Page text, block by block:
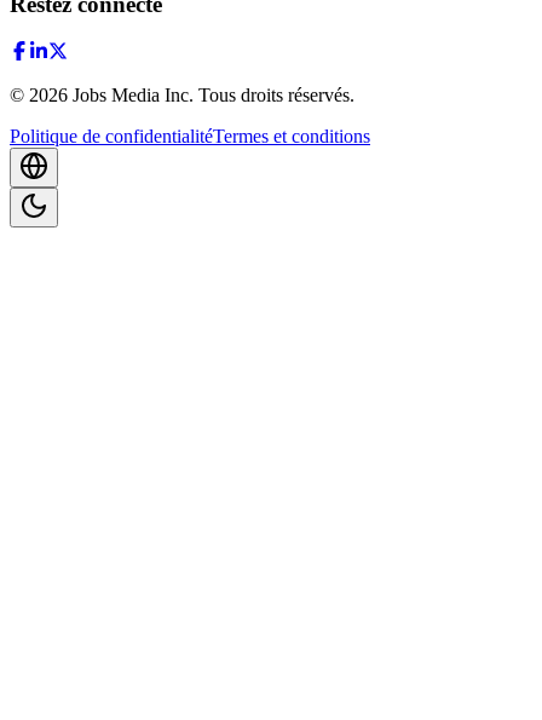
© 2026 Jobs Media Inc. Tous droits réservés.
Politique de confidentialitéTermes et conditions